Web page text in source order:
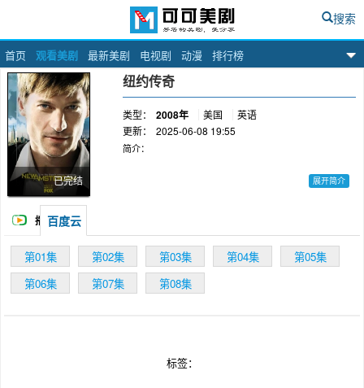
可可美剧网
首页 观看美剧 最新美剧 电视剧 动漫 排行榜
搜索
已完结
纽约传奇
类型： 2008年 美国
英语
更新：
2025-06-08 19:55
简介：
着军队在荷兰驻扎，在此期间，他意外地救下了
一位印第安女郎，为了报答约翰的救命之恩，女
郎在他的身上施下了神秘的魔法，那就是约翰将
拥有无止境的青春和生命，直到他遇见命中注定
管也曾有过美女相伴，但那个约翰命中注定的爱
展开简介
播 百度云
第01集 第02集 第03集 第04集
第05集
第06集
第07集 第08集
标签：